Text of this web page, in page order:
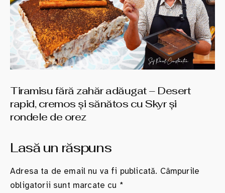
Tiramisu fără zahăr adăugat – Desert
rapid, cremos și sănătos cu Skyr și
rondele de orez
Lasă un răspuns
Adresa ta de email nu va fi publicată. Câmpurile
obligatorii sunt marcate cu *